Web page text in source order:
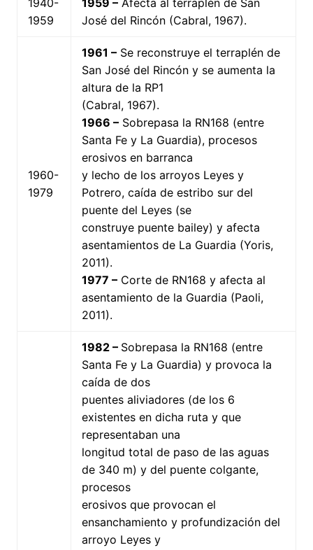
1959
José del Rincón (Cabral, 1967).
1960-
1979
1961 –Se reconstruye el terraplén de
San José del Rincón y se aumenta la
altura de la RP1
(Cabral, 1967).
1966 –Sobrepasa la RN168 (entre
Santa Fe y La Guardia), procesos
erosivos en barranca
y lecho de los arroyos Leyes y
Potrero, caída de estribo sur del
puente del Leyes (se
construye puente bailey) y afecta
asentamientos de La Guardia (Yoris,
2011).
1977 –Corte de RN168 y afecta al
asentamiento de la Guardia (Paoli,
2011).
1982 – Sobrepasa la RN168 (entre
Santa Fe y La Guardia) y provoca la
caída de dos
puentes aliviadores (de los 6
existentes en dicha ruta y que
representaban una
longitud total de paso de las aguas
de 340 m) y del puente colgante,
procesos
erosivos que provocan el
ensanchamiento y profundización del
arroyo Leyes y